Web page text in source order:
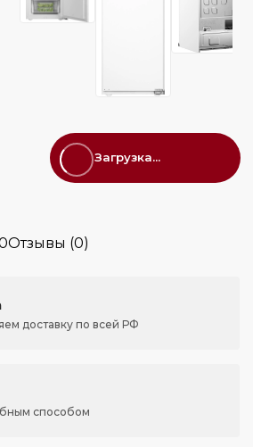
Загрузка...
Отзывы (0)
доставку по всей РФ
способом